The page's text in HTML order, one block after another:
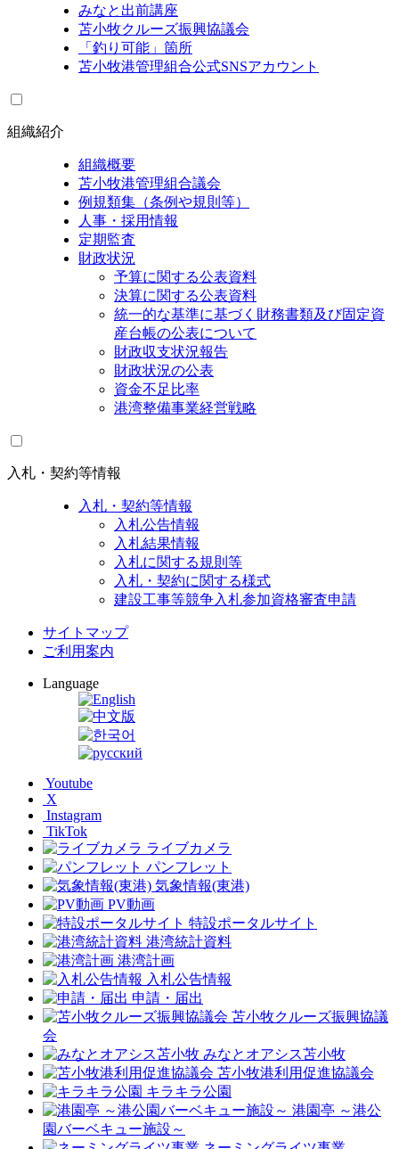
みなと出前講座
苫小牧クルーズ振興協議会
「釣り可能」箇所
苫小牧港管理組合公式SNSアカウント
組織紹介
組織概要
苫小牧港管理組合議会
例規類集（条例や規則等）
人事・採用情報
定期監査
財政状況
予算に関する公表資料
決算に関する公表資料
統一的な基準に基づく財務書類及び固定資
産台帳の公表について
財政収支状況報告
財政状況の公表
資金不足比率
港湾整備事業経営戦略
入札・契約等情報
入札・契約等情報
入札公告情報
入札結果情報
入札に関する規則等
入札・契約に関する様式
建設工事等競争入札参加資格審査申請
サイトマップ
ご利用案内
Language
Youtube
X
Instagram
TikTok
ライブカメラ
パンフレット
気象情報(東港)
PV動画
特設ポータルサイト
港湾統計資料
港湾計画
入札公告情報
申請・届出
苫小牧クルーズ振興協議
会
みなとオアシス苫小牧
苫小牧港利用促進協議会
キラキラ公園
港園亭 ～港公
園バーベキュー施設～